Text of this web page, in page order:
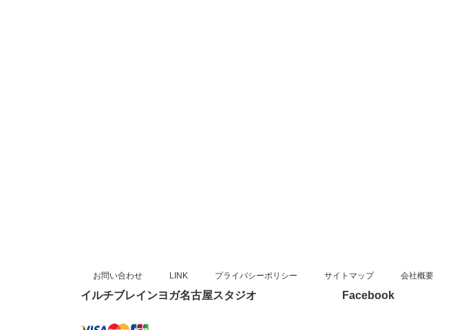
お問い合わせ LINK プライバシーポリシー サイトマップ 会社概要
イルチブレインヨガ名古屋スタジオ Facebook